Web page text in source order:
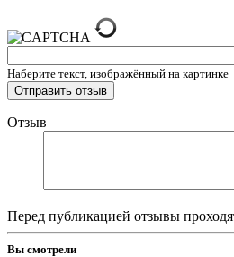
Наберите текст, изображённый на картинке
Отзыв
Перед публикацией отзывы
Вы смотрели